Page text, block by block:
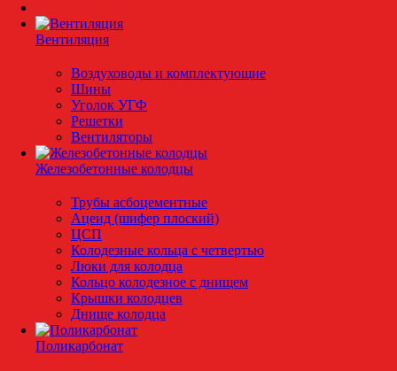
Вентиляция
Воздуховоды и комплектующие
Шины
Уголок УГФ
Решeтки
Вентиляторы
Железобетонные колодцы
Трубы асбоцементные
Ацеид (шифер плоский)
ЦСП
Колодезные кольца с четвертью
Люки для колодца
Кольцо колодезное с днищем
Крышки колодцев
Днище колодца
Поликарбонат